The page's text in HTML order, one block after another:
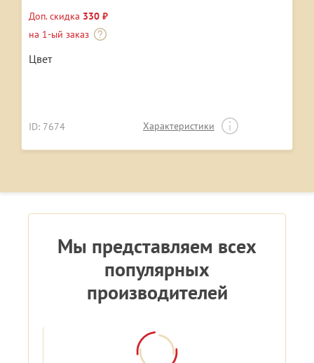
Доп. скидка 330 ₽
на 1-ый заказ
Цвет
ID: 7674 Характеристики
Мы представляем всех
популярных
производителей